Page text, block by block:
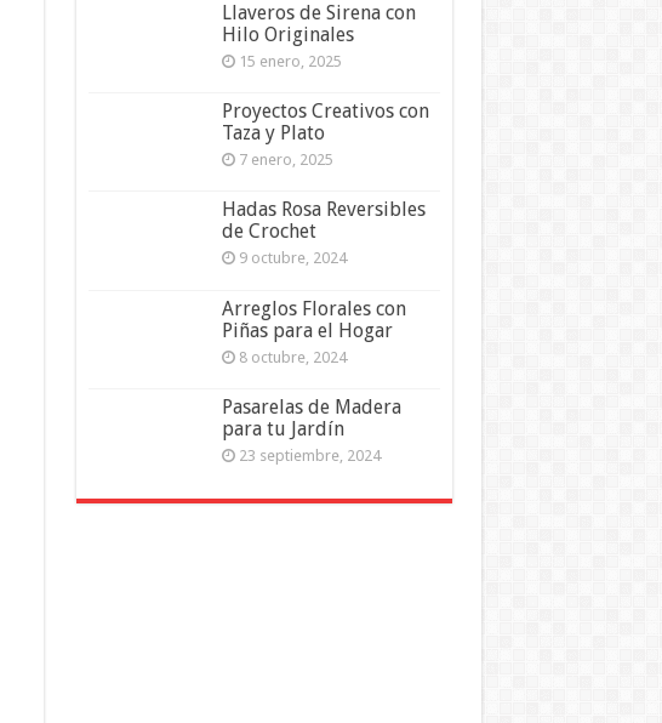
Llaveros de Sirena con
Hilo Originales
15 enero, 2025
Proyectos Creativos con
Taza y Plato
7 enero, 2025
Hadas Rosa Reversibles
de Crochet
9 octubre, 2024
Arreglos Florales con
Piñas para el Hogar
8 octubre, 2024
Pasarelas de Madera
para tu Jardín
23 septiembre, 2024